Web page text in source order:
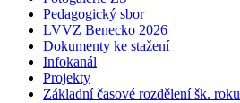
Pedagogický sbor
LVVZ Benecko 2026
Dokumenty ke stažení
Infokanál
Projekty
Základní časové rozdělení šk. roku